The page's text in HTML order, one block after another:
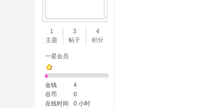
1
主题
3
帖子
4
积分
一星会员
金钱
4
谷币
0
在线时间
0 小时